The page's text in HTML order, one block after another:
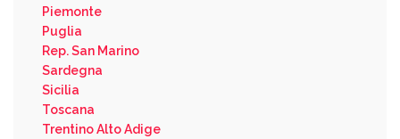
Piemonte
Puglia
Rep. San Marino
Sardegna
Sicilia
Toscana
Trentino Alto Adige